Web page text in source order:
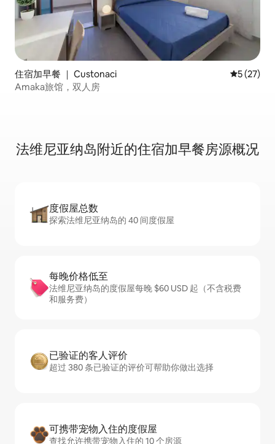
住宿加早餐 ｜ Custonaci 平均评分
5 (27)
Amaka旅馆，双人房
法维尼亚纳岛附近的住宿加早餐房源概况
度假屋总数
探索法维尼亚纳岛的 40 间度假屋
每晚价格低至
法维尼亚纳岛的度假屋每晚 $60 USD 起（不含税费
和服务费）
已验证的客人评价
超过 380 条已验证的评价可帮助你做出选择
可携带宠物入住的度假屋
查找允许携带宠物入住的 10 个房源